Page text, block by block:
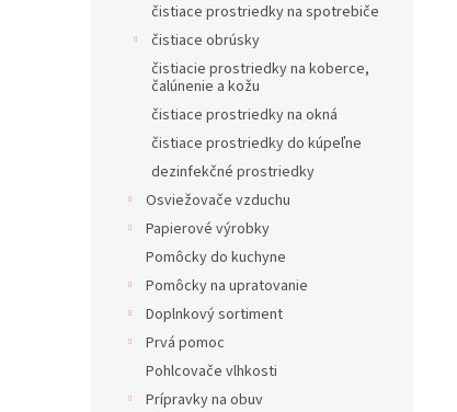
čistiace prostriedky na spotrebiče
čistiace obrúsky
čistiacie prostriedky na koberce,
čalúnenie a kožu
čistiace prostriedky na okná
čistiace prostriedky do kúpeľne
dezinfekčné prostriedky
Osviežovače vzduchu
Papierové výrobky
Pomôcky do kuchyne
Pomôcky na upratovanie
Doplnkový sortiment
Prvá pomoc
Pohlcovače vlhkosti
Prípravky na obuv